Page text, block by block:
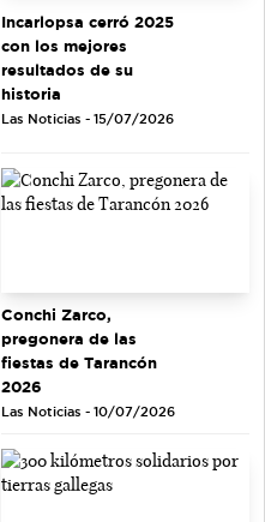
Incarlopsa cerró 2025
con los mejores
resultados de su
historia
Las Noticias - 15/07/2026
Conchi Zarco,
pregonera de las
fiestas de Tarancón
2026
Las Noticias - 10/07/2026